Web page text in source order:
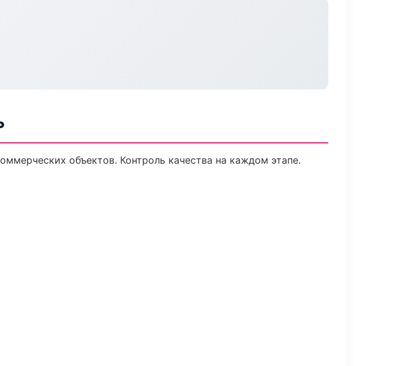
объектов. Контроль качества на каждом этапе.